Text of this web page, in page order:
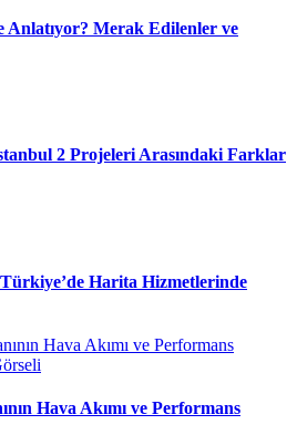
Anlatıyor? Merak Edilenler ve
2 Projeleri Arasındaki Farklar
Harita Hizmetlerinde
Hava Akımı ve Performans